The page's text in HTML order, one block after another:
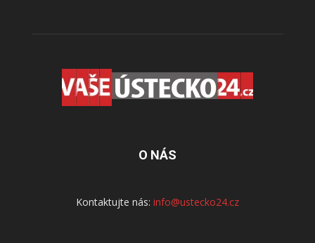
O NÁS
Kontaktujte nás: info@ustecko24.cz